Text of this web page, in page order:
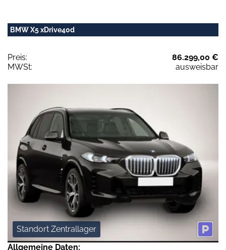
BMW X5 xDrive40d
Preis:
86.299,00 €
MWSt:
ausweisbar
Standort Zentrallager
Allgemeine Daten: